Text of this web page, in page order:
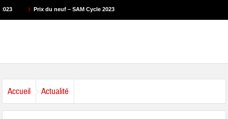
du neuf – SAM Cycle 2023
Accueil Actualité